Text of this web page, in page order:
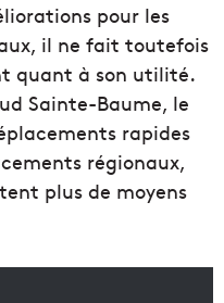
pour les
il ne fait toutefois
quant à son utilité.
Sainte-Baume, le
rapides
régionaux,
plus de moyens